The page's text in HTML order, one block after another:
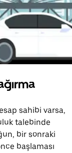
sahibi varsa,
talebinde
bir sonraki
başlaması